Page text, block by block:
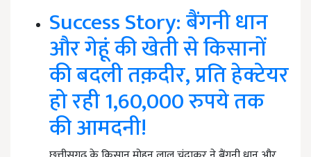
Success Story: बैंगनी धान
और गेहूं की खेती से किसानों
की बदली तक़दीर, प्रति हेक्टेयर
हो रही 1,60,000 रुपये तक
की आमदनी!